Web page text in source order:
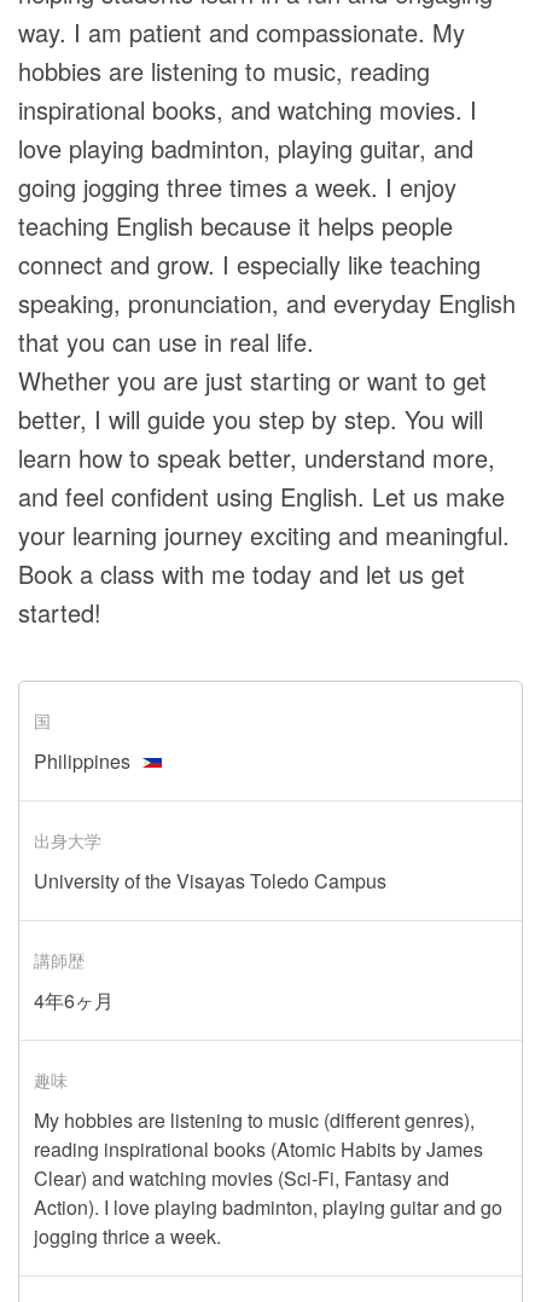
way. I am patient and compassionate. My
hobbies are listening to music, reading
inspirational books, and watching movies. I
love playing badminton, playing guitar, and
going jogging three times a week. I enjoy
teaching English because it helps people
connect and grow. I especially like teaching
speaking, pronunciation, and everyday English
that you can use in real life.
Whether you are just starting or want to get
better, I will guide you step by step. You will
learn how to speak better, understand more,
and feel confident using English. Let us make
your learning journey exciting and meaningful.
Book a class with me today and let us get
started!
国
Philippines
出身大学
University of the Visayas Toledo Campus
講師歴
4年6ヶ月
趣味
My hobbies are listening to music (different genres),
reading inspirational books (Atomic Habits by James
Clear) and watching movies (Sci-Fi, Fantasy and
Action). I love playing badminton, playing guitar and go
jogging thrice a week.